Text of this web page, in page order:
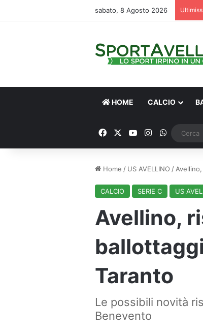
sabato, 8 Agosto 2026
HOME CALCIO
FacebookYou TubeInstagram
WhatsApp
Home / US AVELLINO /
CALCIO SERIE C US
Avellino,
Taranto
Le possibili novità
Benevento